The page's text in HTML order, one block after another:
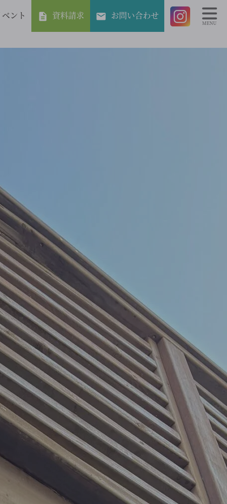
ベント 資料請求 お問い合わせ
MENU